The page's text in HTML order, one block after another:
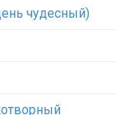
чудесный)